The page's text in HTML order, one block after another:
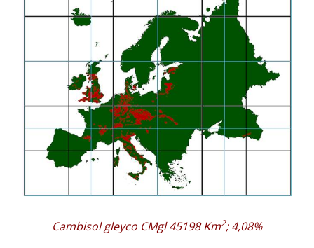
Cambisol gleyco CMgl 45198 Km2; 4,08%